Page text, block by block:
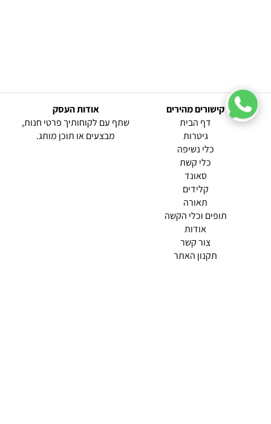
קישורים מהירים
דף הבית
גיטרות
כלי נשיפה
כלי קשת
סאונד
קלידים
תאורה
תופים וכלי הקשה
אודות
צור קשר
(current)
תקנון האתר
אודות העסק
שתף עם לקוחותיך פרטי חנות,
מבצעים או תוכן מותג.